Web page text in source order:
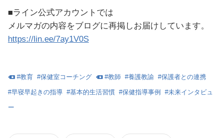
■ライン公式アカウントでは
メルマガの内容をブログに再掲しお届けしています。
https://lin.ee/7ay1V0S
#教育 #保健室コーチング #教師 #養護教諭 #保護者との連携
#早寝早起きの指導 #基本的生活習慣 #保健指導事例 #未来インタビュ
ー